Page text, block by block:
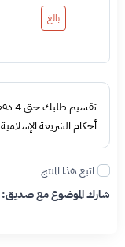
بالغ
تقسيم طلبك حتى 4 دفعات
أحكام الشريعة الإسلامية
اتبع هذا المنتج
شارك الموضوع مع صديق: